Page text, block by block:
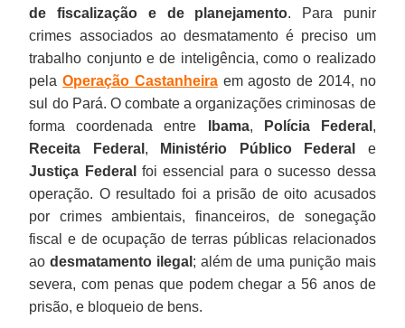
de fiscalização e de planejamento. Para punir
crimes associados ao desmatamento é preciso um
trabalho conjunto e de inteligência, como o realizado
pelaOperação Castanheiraem agosto de 2014, no
sul do Pará. O combate a organizações criminosas de
forma coordenada entre
Ibama, Polícia Federal ,
Receita Federal , Ministério Público Federal
e
Justiça Federal foi essencial para o sucesso dessa
operação. O resultado foi a prisão de oito acusados
por crimes ambientais, financeiros, de sonegação
fiscal e de ocupação de terras públicas relacionados
aodesmatamento ilegal ; além de uma punição mais
severa, com penas que podem chegar a 56 anos de
prisão, e bloqueio de bens.